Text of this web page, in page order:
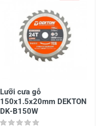
Lưỡi cưa gỗ
150x1.5x20mm DEKTON
DK-B150W